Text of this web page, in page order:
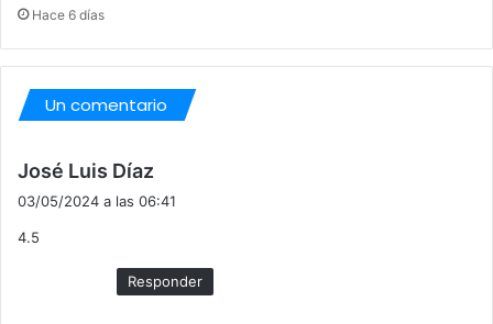
Hace 6 días
Un comentario
José Luis Díaz
:
03/05/2024 a las 06:41
4.5
Responder